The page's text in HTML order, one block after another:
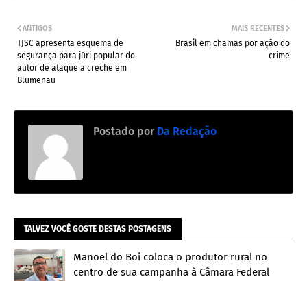
MAIS RECENTES
Brasil em chamas por ação do
crime
ANTIGOS
TJSC apresenta esquema de
segurança para júri popular do
autor de ataque a creche em
Blumenau
Postado por Da Redação
TALVEZ VOCÊ GOSTE DESTAS POSTAGENS
Manoel do Boi coloca o produtor rural no
centro de sua campanha à Câmara Federal